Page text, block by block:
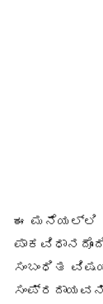
ಈ ಮನೆಯಲ್ಲಿ
ಸಂಬಂಧಿತ